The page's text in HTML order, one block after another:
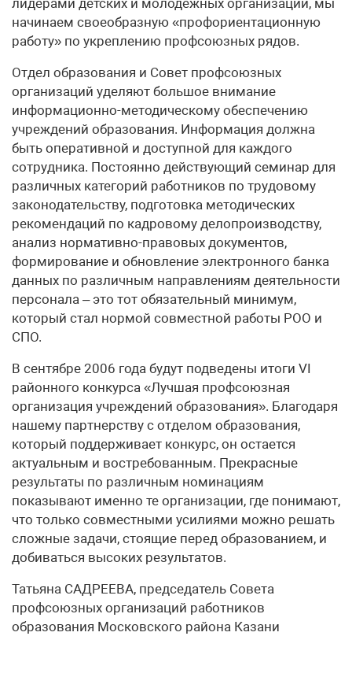
лидерами детских и молодежных организаций, мы
начинаем своеобразную «профориентационную
работу» по укреплению профсоюзных рядов.
Отдел образования и Совет профсоюзных
организаций уделяют большое внимание
информационно-методическому обеспечению
учреждений образования. Информация должна
быть оперативной и доступной для каждого
сотрудника. Постоянно действующий семинар для
различных категорий работников по трудовому
законодательству, подготовка методических
рекомендаций по кадровому делопроизводству,
анализ нормативно-правовых документов,
формирование и обновление электронного банка
данных по различным направлениям деятельности
персонала – это тот обязательный минимум,
который стал нормой совместной работы РОО и
СПО.
В сентябре 2006 года будут подведены итоги VI
районного конкурса «Лучшая профсоюзная
организация учреждений образования». Благодаря
нашему партнерству с отделом образования,
который поддерживает конкурс, он остается
актуальным и востребованным. Прекрасные
результаты по различным номинациям
показывают именно те организации, где понимают,
что только совместными усилиями можно решать
сложные задачи, стоящие перед образованием, и
добиваться высоких результатов.
Татьяна САДРЕЕВА, председатель Совета
профсоюзных организаций работников
образования Московского района Казани